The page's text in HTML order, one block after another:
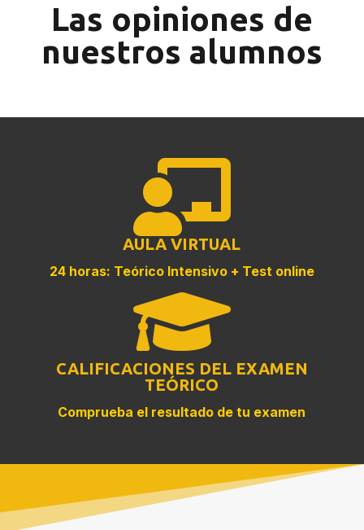
Las opiniones de
nuestros alumnos

AULA VIRTUAL
24 horas: Teórico Intensivo + Test online

CALIFICACIONES DEL EXAMEN
TEÓRICO
Comprueba el resultado de tu examen